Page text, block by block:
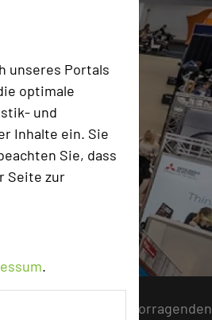
unseres Portals
optimale
und
Inhalte ein. Sie
Sie, dass
Seite zur
.
einen hervorragenden